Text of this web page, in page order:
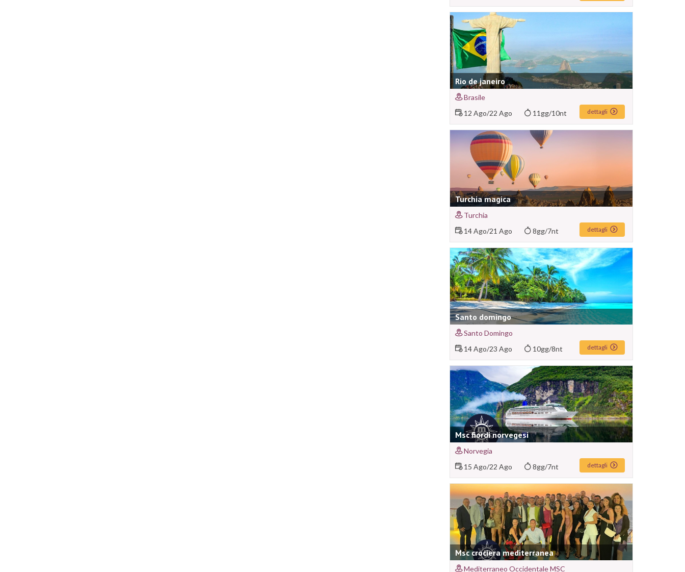
Rio de janeiro
Brasile
12 Ago/22 Ago 11gg/10nt dettagli
Turchia magica
Turchia
14 Ago/21 Ago 8gg/7nt dettagli
Santo domingo
Santo Domingo
14 Ago/23 Ago 10gg/8nt dettagli
Msc fiordi norvegesi
Norvegia
15 Ago/22 Ago 8gg/7nt dettagli
Msc crociera mediterranea
Mediterraneo Occidentale MSC